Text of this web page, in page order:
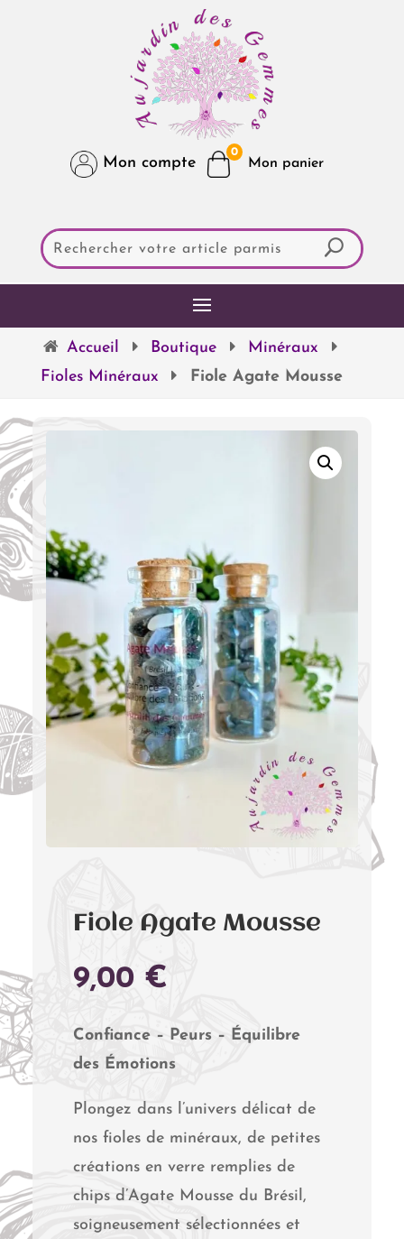
Mon compte
0
Accueil Boutique
Minéraux
Fioles Minéraux
Fiole Agate Mousse
Fiole Agate Mousse
9,00 €
Confiance – Peurs – Équilibre
des Émotions
Plongez dans l’univers délicat de
nos fioles de minéraux, de petites
créations en verre remplies de
chips d’Agate Mousse du Brésil,
soigneusement sélectionnées et